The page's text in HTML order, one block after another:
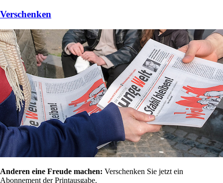
Verschenken
Anderen eine Freude machen: Verschenken Sie jetzt ein
Abonnement der Printausgabe.